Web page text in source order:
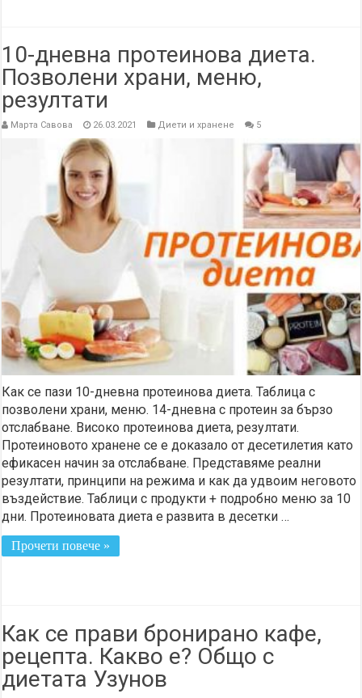
10-дневна протеинова диета.
Позволени храни, меню,
резултати
Марта Савова 26.03.2021 Диети и хранене 5
Как се пази 10-дневна протеинова диета. Таблица с
позволени храни, меню. 14-дневна с протеин за бързо
отслабване. Високо протеинова диета, резултати.
Протеиновото хранене се е доказало от десетилетия като
ефикасен начин за отслабване. Представяме реални
резултати, принципи на режима и как да удвоим неговото
въздействие. Таблици с продукти + подробно меню за 10
дни. Протеиновата диета е развита в десетки …
Прочети повече »
Как се прави бронирано кафе,
рецепта. Какво е? Общо с
диетата Узунов